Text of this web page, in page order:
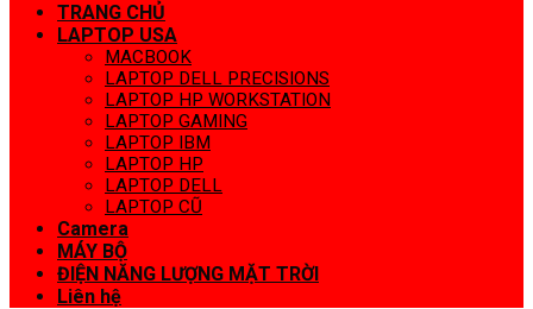
TRANG CHỦ
LAPTOP USA
MACBOOK
LAPTOP DELL PRECISIONS
LAPTOP HP WORKSTATION
LAPTOP GAMING
LAPTOP IBM
LAPTOP HP
LAPTOP DELL
LAPTOP CŨ
Camera
MÁY BỘ
ĐIỆN NĂNG LƯỢNG MẶT TRỜI
Liên hệ